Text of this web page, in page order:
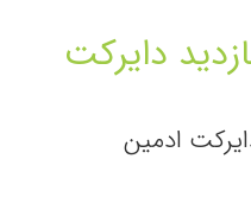
دایرکت
ادمین